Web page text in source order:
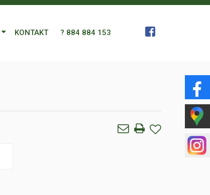
KONTAKT ? 884 884 153